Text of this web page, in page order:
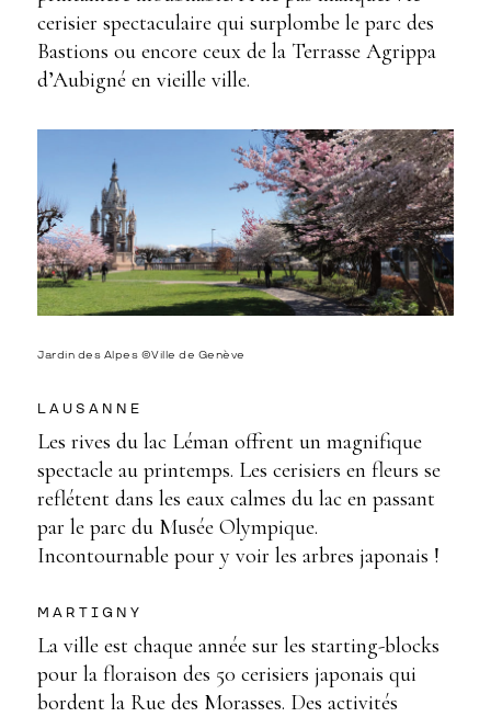
cerisier spectaculaire qui surplombe le parc des
Bastions ou encore ceux de la Terrasse Agrippa
d’Aubigné en vieille ville.
Jardin des Alpes ©Ville de Genève
LAUSANNE
Les rives du lac Léman offrent un magnifique
spectacle au printemps. Les cerisiers en fleurs se
reflétent dans les eaux calmes du lac en passant
par le parc du Musée Olympique.
Incontournable pour y voir les arbres japonais !
MARTIGNY
La ville est chaque année sur les starting-blocks
pour la floraison des 50 cerisiers japonais qui
bordent la Rue des Morasses. Des activités